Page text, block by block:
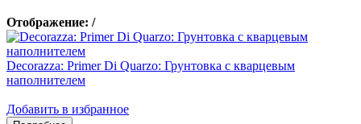
Отображение: /
Decorazza: Primer Di Quarzo: Грунтовка с кварцевым
наполнителем
Добавить в избранное